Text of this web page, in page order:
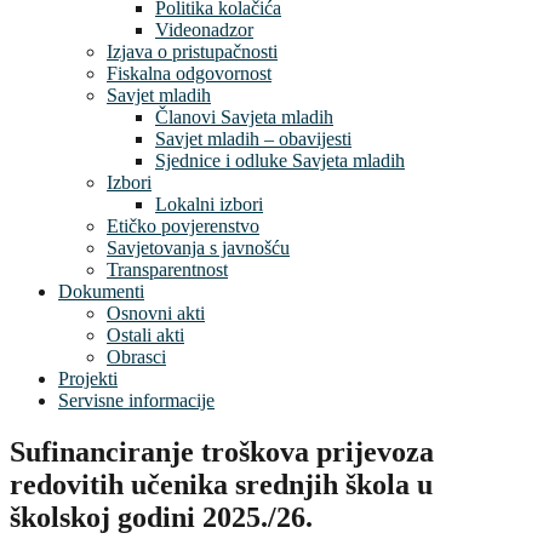
Politika kolačića
Videonadzor
Izjava o pristupačnosti
Fiskalna odgovornost
Savjet mladih
Članovi Savjeta mladih
Savjet mladih – obavijesti
Sjednice i odluke Savjeta mladih
Izbori
Lokalni izbori
Etičko povjerenstvo
Savjetovanja s javnošću
Transparentnost
Dokumenti
Osnovni akti
Ostali akti
Obrasci
Projekti
Servisne informacije
Sufinanciranje troškova prijevoza
redovitih učenika srednjih škola u
školskoj godini 2025./26.